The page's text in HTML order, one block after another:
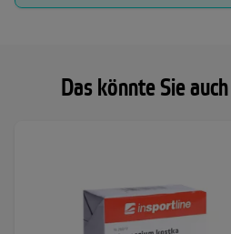
Das könnte Sie